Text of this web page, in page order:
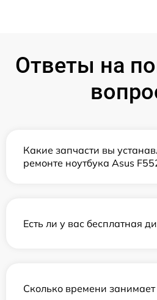
Ответы на
Какие запчасти вы
ремонте ноутбука Asus
Есть ли у вас бесплатная
Сколько времени